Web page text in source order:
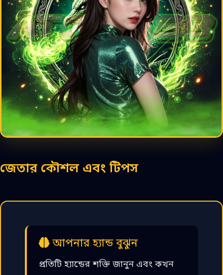
জেতার কৌশল এবং টিপস
আপনার হ্যান্ড বুঝুন
প্রতিটি হ্যান্ডের শক্তি জানুন এবং কখন